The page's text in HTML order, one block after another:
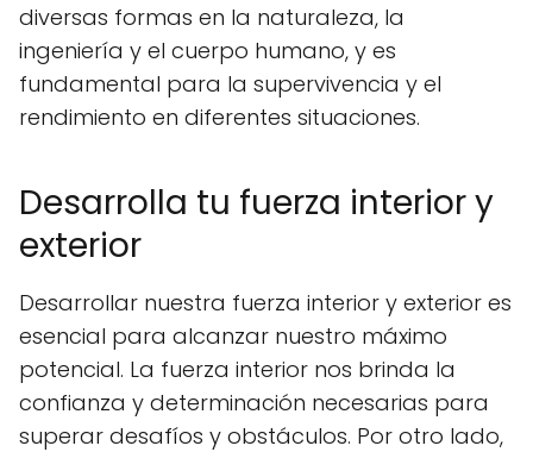
diversas formas en la naturaleza, la
ingeniería y el cuerpo humano, y es
fundamental para la supervivencia y el
rendimiento en diferentes situaciones.
Desarrolla tu fuerza interior y
exterior
Desarrollar nuestra fuerza interior y exterior es
esencial para alcanzar nuestro máximo
potencial. La fuerza interior nos brinda la
confianza y determinación necesarias para
superar desafíos y obstáculos. Por otro lado,